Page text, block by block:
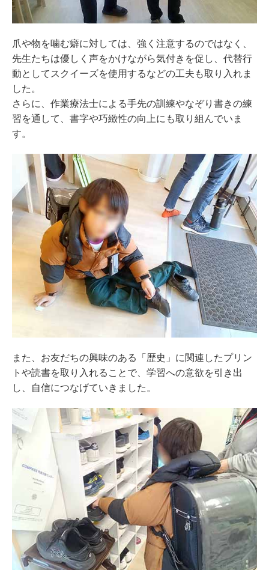
爪や物を噛む癖に対しては、強く注意するのではなく、
先生たちは優しく声をかけながら気付きを促し、代替行
動としてスクイーズを使用するなどの工夫も取り入れま
した。
さらに、作業療法士による手先の訓練やなぞり書きの練
習を通して、書字や巧緻性の向上にも取り組んでいま
す。
また、お友だちの興味のある「歴史」に関連したプリン
トや読書を取り入れることで、学習への意欲を引き出
し、自信につなげていきました。